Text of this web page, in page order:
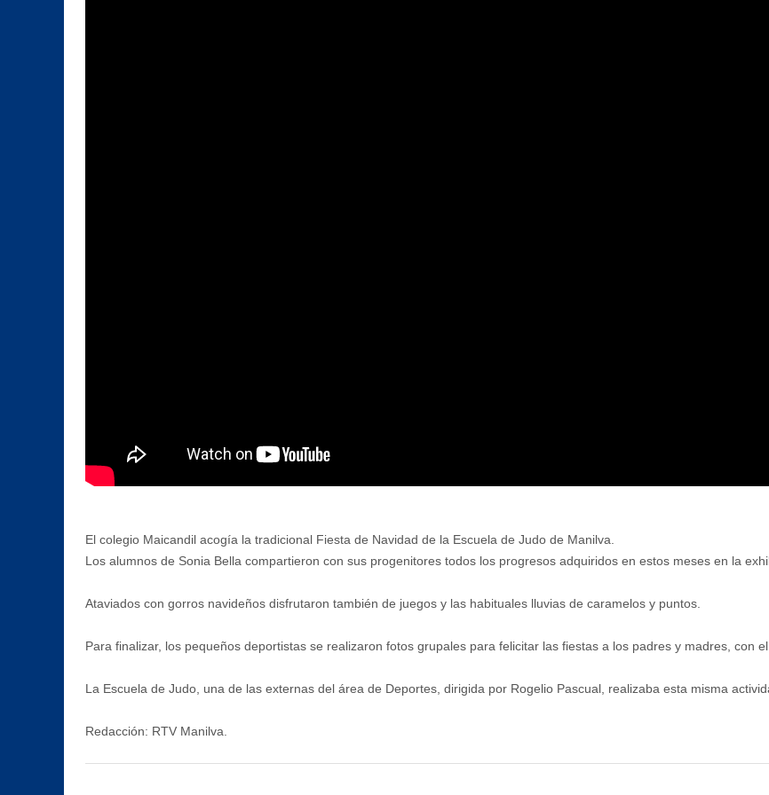
El colegio Maicandil acogía la tradicional Fiesta de Navidad de la Escuela de Judo de Manilva.
Los alumnos de Sonia Bella compartieron con sus progenitores todos los progresos adquiridos en estos meses en la
Ataviados con gorros navideños disfrutaron también de juegos y las habituales lluvias de caramelos y puntos.
Para finalizar, los pequeños deportistas se realizaron fotos grupales para felicitar las fiestas a los padres y madres, con
La Escuela de Judo, una de las externas del área de Deportes, dirigida por Rogelio Pascual, realizaba esta misma
Redacción: RTV Manilva.